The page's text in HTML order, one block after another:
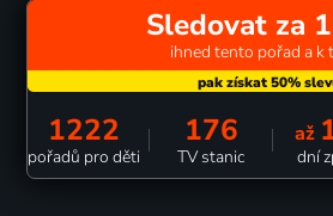
Sledovat za
ihned tento pořad a k
1222
pořadů pro děti
176
TV stanic
až
dní